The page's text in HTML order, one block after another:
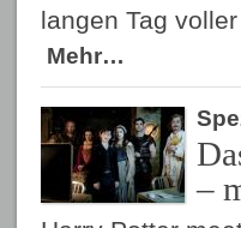
langen Tag
Mehr…
–